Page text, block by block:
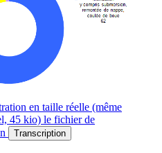
en taille réelle (même
45 kio) le fichier de
Transcription